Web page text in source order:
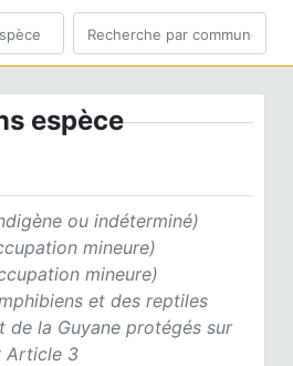
espèce
ou indéterminé)
mineure)
mineure)
et des reptiles
de la Guyane protégés sur
Article 3